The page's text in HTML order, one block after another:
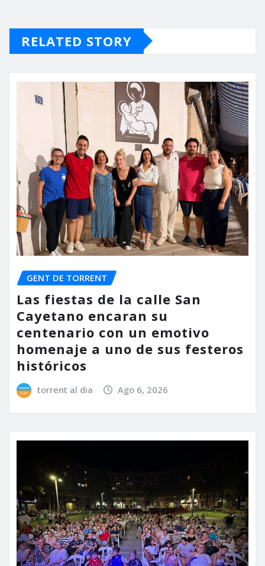
RELATED STORY
GENT DE TORRENT
Las fiestas de la calle San
Cayetano encaran su
centenario con un emotivo
homenaje a uno de sus festeros
históricos
torrent al dia Ago 6, 2026